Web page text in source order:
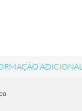
ADICIONAL